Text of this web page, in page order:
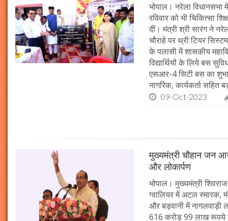
भोपाल। नरेला विधानसभा
रविवार को भी चिकित्सा
दीं। मंत्री श्री सारंग ने
चौराहे पर थ्री टियर
के पलासी में शासकीय
विद्यार्थियों के लिये बस
एसआर-4 सिटी बस का
नागरिक, कार्यकर्ता सहित
09-Oct-2023
मुख्यमंत्री चौहान जन
और लोकार्पण
भोपाल। मुख्यमंत्री
ग्वालियर में अटल स्मारक,
और बड़वानी में
616 करोड़ 99 लाख रूपये